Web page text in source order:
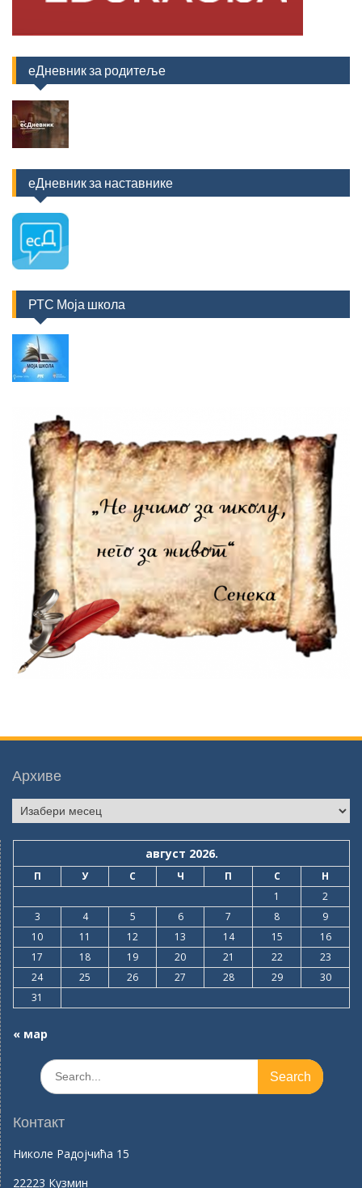
еДневник за родитеље
еДневник за наставнике
РТС Моја школа
Архиве
Архиве
август 2026.
П У С Ч П С
Н
1
2
3
4 5 6 7 8
9
10
11 12 13 14 15
16
17
18 19 20 21 22
23
24
25 26 27 28 29
30
31
« мар
Search
for:
Контакт
Николе Радојчића 15
22223 Кузмин